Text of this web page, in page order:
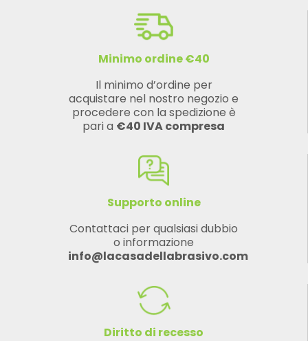
Minimo ordine €40
Il minimo d’ordine per
acquistare nel nostro negozio e
procedere con la spedizione è
pari a €40 IVA compresa
Supporto online
Contattaci per qualsiasi dubbio
o informazione
info@lacasadellabrasivo.com
Diritto di recesso